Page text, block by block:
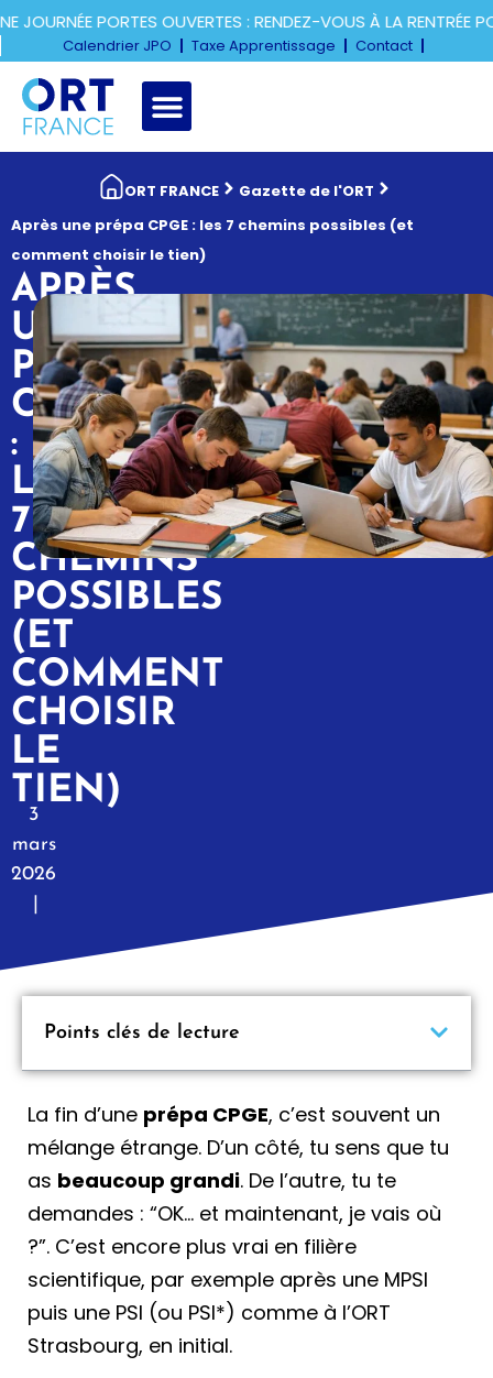
PORTES OUVERTES : RENDEZ-VOUS À LA RENTRÉE
Calendrier JPO Taxe Apprentissage Contact
ORT FRANCE
Gazette de l'ORT
Après une prépa CPGE : les 7 chemins possibles (et
comment choisir le tien)
APRÈS
UNE
PRÉPA
CPGE
:
LES
7
CHEMINS
POSSIBLES
(ET
COMMENT
CHOISIR
LE
TIEN)
3
mars
2026
La fin d’une prépa CPGE, c’est souvent un
mélange étrange. D’un côté, tu sens que tu
as beaucoup grandi. De l’autre, tu te
demandes : “OK… et maintenant, je vais où
?”. C’est encore plus vrai en filière
scientifique, par exemple après une MPSI
puis une PSI (ou PSI*) comme à l’ORT
Strasbourg, en initial.
Points clés de lecture